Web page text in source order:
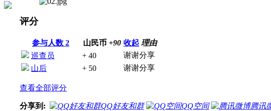
评分
参与人数 2 山民币 +90 收起 理由
巡查员
+ 40
谢谢分享
山后
+ 50 谢谢分享
查看全部评分
分享到: QQ好友和群 QQ空间 腾讯